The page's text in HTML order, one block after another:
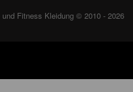
Fitness Kleidung © 2010 - 2026